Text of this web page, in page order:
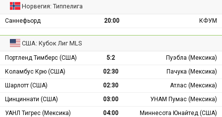
Норвегия: Типпелига
Саннефьорд 20:00 КФУМ
США: Кубок Лиг MLS
Портленд Тимберс (США) 5:2
Пуэбла (Мексика)
Коламбус Крю (США)
02:30
Пачука (Мексика)
Шарлотт (США)
02:30
Атлас (Мексика)
Цинциннати (США)
03:00
УНАМ Пумас (Мексика)
УАНЛ Тигрес (Мексика)
04:00 Миннесота Юнайтед (США)